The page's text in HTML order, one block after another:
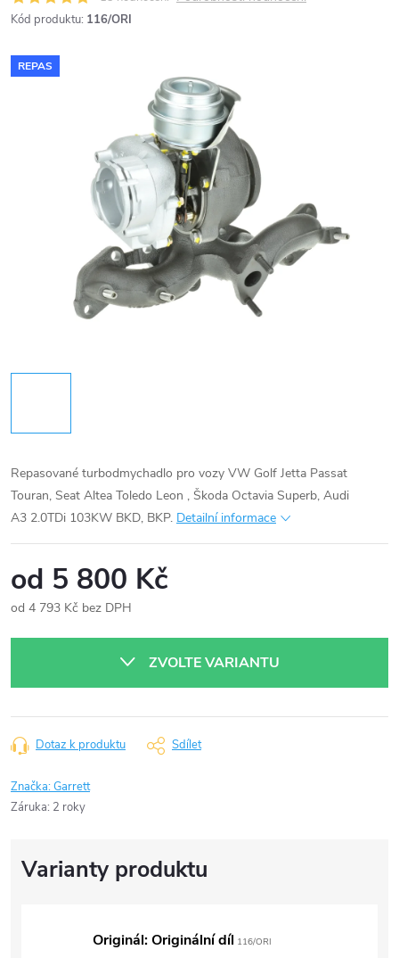
Kód produktu: 116/ORI
REPAS
Repasované turbodmychadlo pro vozy VW Golf Jetta Passat
Touran, Seat Altea Toledo Leon , Škoda Octavia Superb, Audi
A3 2.0TDi 103KW BKD, BKP. Detailní informace
od 5 800 Kč
od 4 793 Kč bez DPH
ZVOLTE VARIANTU
Dotaz k produktu Sdílet
Značka:Garrett
Záruka: 2 roky
Originál: Originální díl 116/ORI